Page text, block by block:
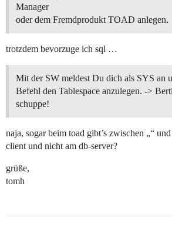
Manager
oder dem Fremdprodukt TOAD anlegen.
trotzdem bevorzuge ich sql …
Mit der SW meldest Du dich als SYS an
Befehl den Tablespace anzulegen. ->
schuppe!
naja, sogar beim toad gibt’s zwischen „“
client und nicht am db-server?
grüße,
tomh